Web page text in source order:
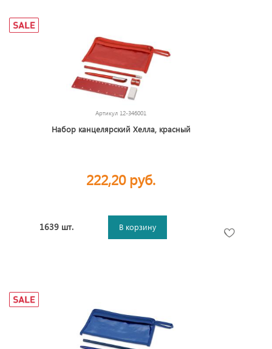
Артикул 12-346001
Набор канцелярский Хелла, красный
222,20 руб.
1639 шт. В корзину